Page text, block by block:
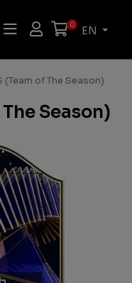
0 EN
(Team of The Season)
The Season)